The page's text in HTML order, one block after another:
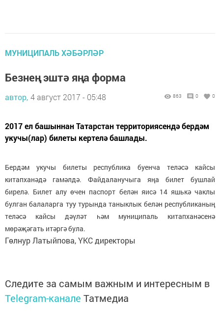
МУНИЦИПАЛЬ ХӘБӘРЛӘР
Безнең эштә яңа форма
автор, 4 август 2017 - 05:48 863 0 0
2017 ел башыннан Татарстан территориясендә бердәм
укучы(лар) билеты кертелә башлады.
Бердәм укучы билеты республика буенча теләсә кайсы
китапханәдә гамәлдә. Файдаланучыга яңа билет бушлай
бирелә. Билет алу өчен паспорт белән яисә 14 яшькә чаклы
булган балаларга туу турында таныклык белән республиканың
теләсә кайсы дәүләт һәм муниципаль китапханәсенә
мөрәҗәгать итәргә була.
Гөлнур Латыйпова, ҮКС директоры
Следите за самым важным и интересным в
Telegram-канале Татмедиа